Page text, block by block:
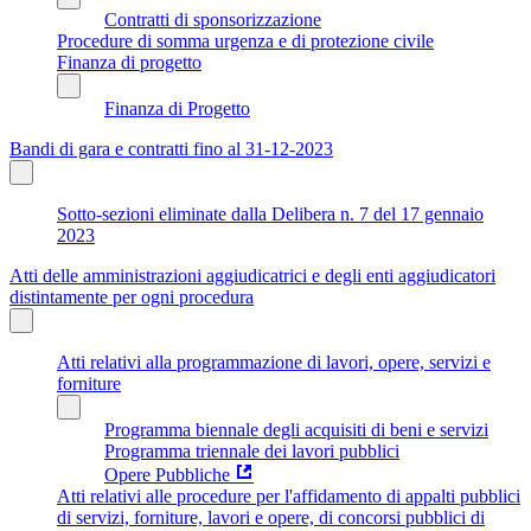
Contratti di sponsorizzazione
Procedure di somma urgenza e di protezione civile
Finanza di progetto
Finanza di Progetto
Bandi di gara e contratti fino al 31-12-2023
Sotto-sezioni eliminate dalla Delibera n. 7 del 17 gennaio
2023
Atti delle amministrazioni aggiudicatrici e degli enti aggiudicatori
distintamente per ogni procedura
Atti relativi alla programmazione di lavori, opere, servizi e
forniture
Programma biennale degli acquisiti di beni e servizi
Programma triennale dei lavori pubblici
Opere Pubbliche
Atti relativi alle procedure per l'affidamento di appalti pubblici
di servizi, forniture, lavori e opere, di concorsi pubblici di